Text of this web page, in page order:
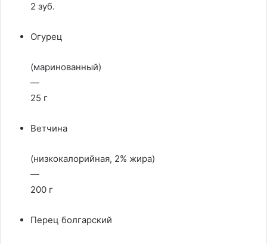
2 зуб.
Огурец
(маринованный)
—
25 г
Ветчина
(низкокалорийная, 2% жира)
—
200 г
Перец болгарский